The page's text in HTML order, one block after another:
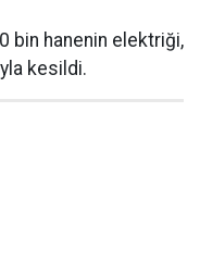
bin hanenin elektriği,
kesildi.